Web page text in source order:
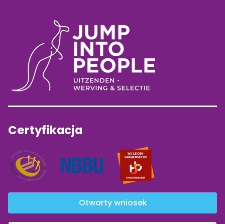
Certyfikacja
Otwarty wniosek